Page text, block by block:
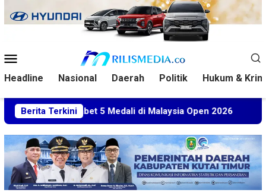
ke
Mobile
Headline Nasional Daerah Politik Hukum &
Berita Terkini
Sabet 5 Medali di Malaysia Open 2026 Kuasa